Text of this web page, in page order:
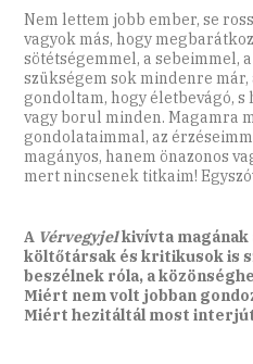
Nem lettem jobb ember, se
vagyok más, hogy
sötétségemmel, a sebeimmel,
szükségem sok mindenre
gondoltam, hogy életbevágó,
vagy borul minden. Magamra
gondolataimmal, az
magányos, hanem önazonos
mert nincsenek titkaim!
A Vérvegyjelkivívta magának
költőtársak és kritikusok is
beszélnek róla, a
Miért nem volt jobban
Miért hezitáltál most